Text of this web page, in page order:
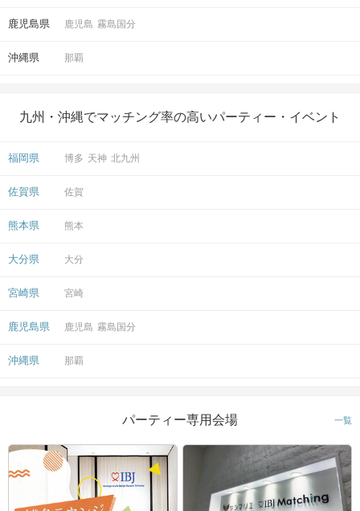
鹿児島県 鹿児島 霧島国分
沖縄県 那覇
九州・沖縄でマッチング率の高いパーティー・イベント
福岡県 博多 天神 北九州
佐賀県 佐賀
熊本県 熊本
大分県 大分
宮崎県 宮崎
鹿児島県 鹿児島 霧島国分
沖縄県 那覇
パーティー専用会場 一覧